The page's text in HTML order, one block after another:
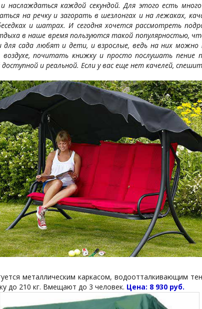
каждой секундой. Для этого есть
на речку и загорать в шезлонгах и на лежаках,
и шатрах. И сегодня хочется рассмотреть
в наше время пользуются такой популярностью,
для сада любят и дети, и взрослые, ведь на них можно
почитать книжку и просто послушать пение
и реальной. Если у вас еще нет качелей,
металлическим каркасом, водоотталкивающим
до 210 кг. Вмещают до 3 человек. Цена: 8 930 руб.